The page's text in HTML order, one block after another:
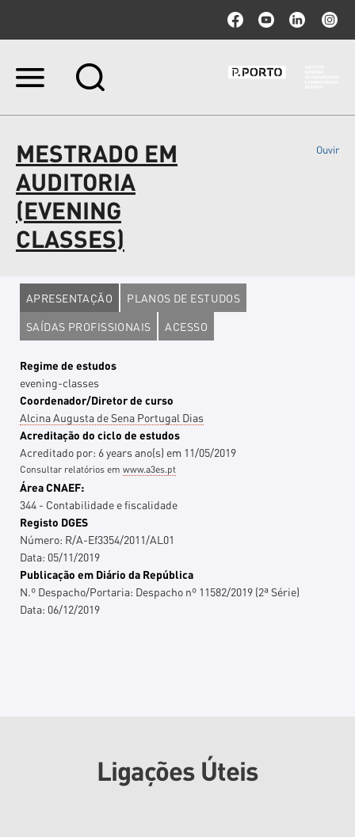
Ir
Ir
para
a
navegação
MESTRADO EM
AUDITORIA
(EVENING
CLASSES)
Ouvir
APRESENTAÇÃO
PLANOS DE ESTUDOS
SAÍDAS PROFISSIONAIS
ACESSO
Regime de estudos
evening-classes
Coordenador/Diretor de curso
Alcina Augusta de Sena Portugal Dias
Acreditação do ciclo de estudos
Acreditado por: 6 yearsano(s) em 11/05/2019
Consultar relatórios emwww.a3es.pt
Área CNAEF:
344 - Contabilidade e fiscalidade
Registo DGES
Número: R/A-Ef3354/2011/AL01
Data: 05/11/2019
Publicação em Diário da República
N.º Despacho/Portaria: Despacho nº 11582/2019 (2ª Série)
Data: 06/12/2019
Ligações Úteis